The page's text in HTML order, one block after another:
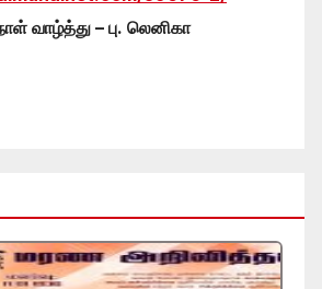
வாழ்த்து – பு. லெனிகா